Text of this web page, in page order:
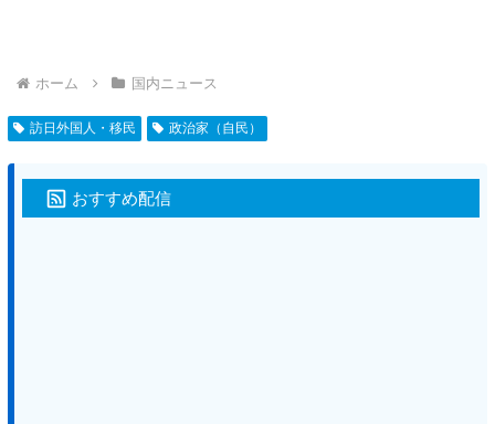
ホーム 国内ニュース
訪日外国人・移民 政治家（自民）
おすすめ配信